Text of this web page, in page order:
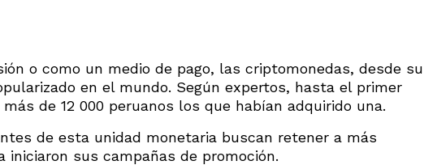
o como un medio de pago, las criptomonedas, desde su
en el mundo. Según expertos, hasta el primer
de 12 000 peruanos los que habían adquirido una.
de esta unidad monetaria buscan retener a más
iniciaron sus campañas de promoción.